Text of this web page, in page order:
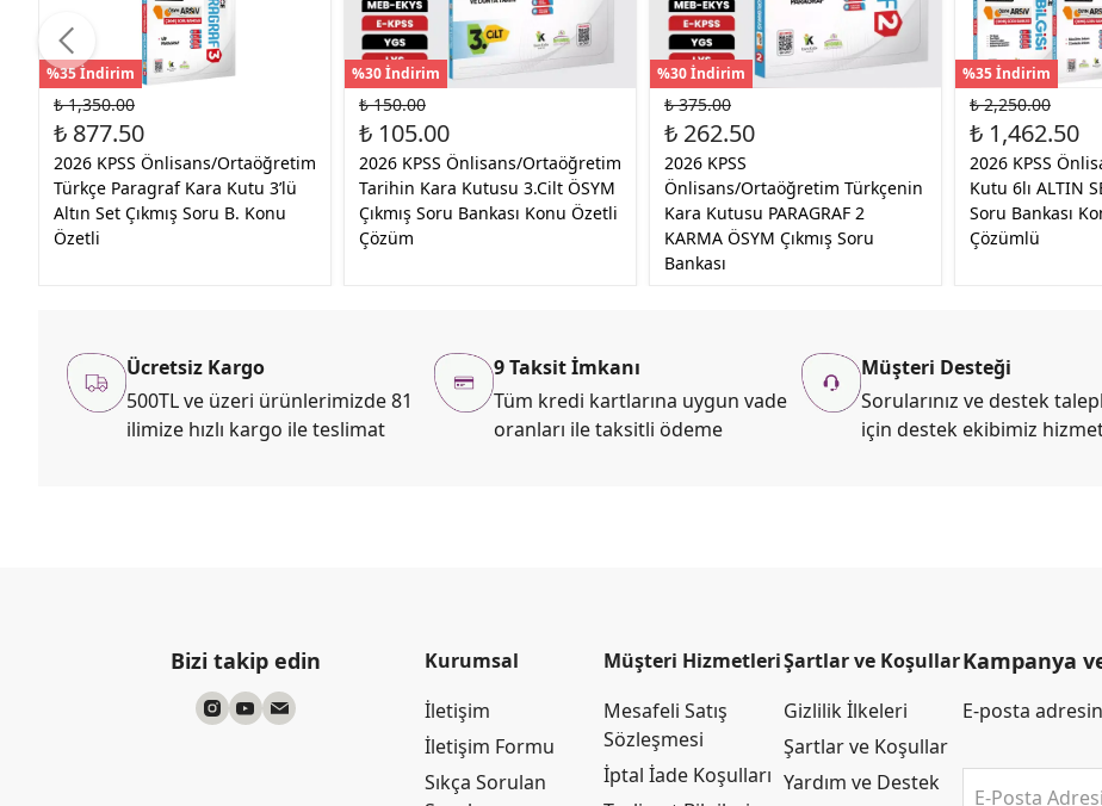
%35 İndirim
₺ 1,350.00
₺ 877.50
2026 KPSS Önlisans/Ortaöğretim
Türkçe Paragraf Kara Kutu 3’lü
Altın Set Çıkmış Soru B. Konu
Özetli
%30 İndirim
₺ 150.00
₺ 105.00
2026 KPSS Önlisans/Ortaöğretim
Tarihin Kara Kutusu 3.Cilt ÖSYM
Çıkmış Soru Bankası Konu Özetli
Çözüm
%30 İndirim
₺ 375.00
₺ 262.50
2026 KPSS
Önlisans/Ortaöğretim Türkçenin
Kara Kutusu PARAGRAF 2
KARMA ÖSYM Çıkmış Soru
Bankası
%35 İndirim
₺ 2,250.00
₺ 1,462.50
2026 KPSS
Kutu 6lı ALTIN
Soru Bankası
Çözümlü
Ücretsiz Kargo
500TL ve üzeri ürünlerimizde 81
ilimize hızlı kargo ile teslimat
9 Taksit İmkanı
Tüm kredi kartlarına uygun vade
oranları ile taksitli ödeme
Müşteri Desteği
Sorularınız ve destek
için destek ekibimiz
Bizi takip edin
Kurumsal
İletişim
İletişim Formu
Sıkça Sorulan
Müşteri Hizmetleri
Mesafeli Satış
Sözleşmesi
İptal İade Koşulları
Şartlar ve Koşullar
Gizlilik İlkeleri
Şartlar ve Koşullar
Yardım ve Destek
Kampanya
E-posta
E-Posta Adresi